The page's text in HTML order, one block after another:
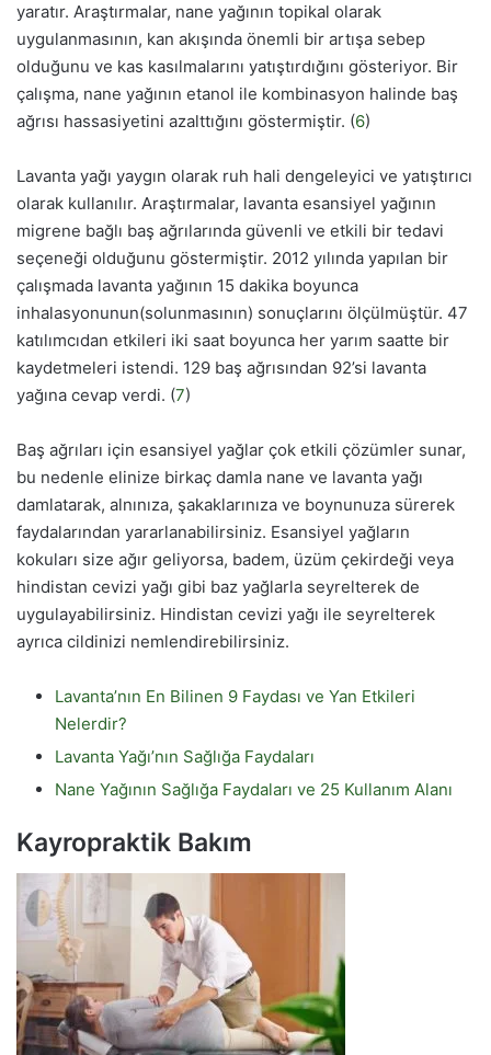
yaratır. Araştırmalar, nane yağının topikal olarak
uygulanmasının, kan akışında önemli bir artışa sebep
olduğunu ve kas kasılmalarını yatıştırdığını gösteriyor. Bir
çalışma, nane yağının etanol ile kombinasyon halinde baş
ağrısı hassasiyetini azalttığını göstermiştir. (6)
Lavanta yağı yaygın olarak ruh hali dengeleyici ve yatıştırıcı
olarak kullanılır. Araştırmalar, lavanta esansiyel yağının
migrene bağlı baş ağrılarında güvenli ve etkili bir tedavi
seçeneği olduğunu göstermiştir. 2012 yılında yapılan bir
çalışmada lavanta yağının 15 dakika boyunca
inhalasyonunun(solunmasının) sonuçlarını ölçülmüştür. 47
katılımcıdan etkileri iki saat boyunca her yarım saatte bir
kaydetmeleri istendi. 129 baş ağrısından 92’si lavanta
yağına cevap verdi. (7)
Baş ağrıları için esansiyel yağlar çok etkili çözümler sunar,
bu nedenle elinize birkaç damla nane ve lavanta yağı
damlatarak, alnınıza, şakaklarınıza ve boynunuza sürerek
faydalarından yararlanabilirsiniz. Esansiyel yağların
kokuları size ağır geliyorsa, badem, üzüm çekirdeği veya
hindistan cevizi yağı gibi baz yağlarla seyrelterek de
uygulayabilirsiniz. Hindistan cevizi yağı ile seyrelterek
ayrıca cildinizi nemlendirebilirsiniz.
Lavanta’nın En Bilinen 9 Faydası ve Yan Etkileri
Nelerdir?
Lavanta Yağı’nın Sağlığa Faydaları
Nane Yağının Sağlığa Faydaları ve 25 Kullanım Alanı
Kayropraktik Bakım